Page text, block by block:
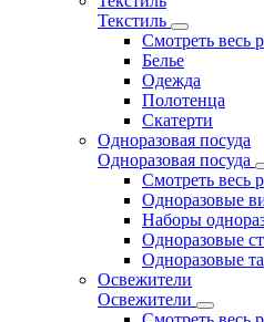
Текстиль
Смотреть весь
Белье
Одежда
Полотенца
Скатерти
Одноразовая посуда
Одноразовая посуда
Смотреть весь
Одноразовые
Наборы
Одноразовые
Одноразовые
Освежители
Освежители